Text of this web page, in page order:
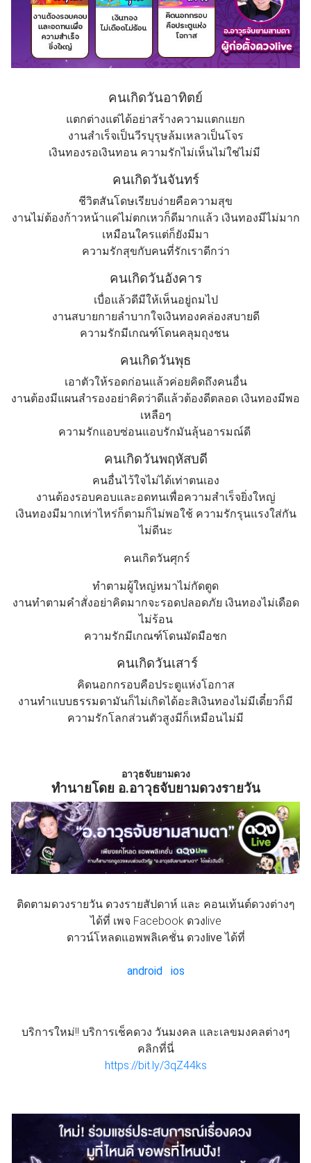
คนเกิดวันอาทิตย์
แตกต่างแต่ได้อย่าสร้างความแตกแยก
งานสำเร็จเป็นวีรบุรุษล้มเหลวเป็นโจร
เงินทองรอเงินทอน ความรักไม่เห็นไม่ใช่ไม่มี
คนเกิดวันจันทร์
ชีวิตสันโดษเรียบง่ายคือความสุข
งานไม่ต้องก้าวหน้าแค่ไม่ตกเหวก็ดีมากแล้ว เงินทองมีไม่มาก
เหมือนใครแต่ก็ยังมีมา
ความรักสุขกับคนที่รักเราดีกว่า
คนเกิดวันอังคาร
เบื่อแล้วดีมีให้เห็นอยู่ถมไป
งานสบายกายลำบากใจเงินทองคล่องสบายดี
ความรักมีเกณฑ์โดนคลุมถุงชน
คนเกิดวันพุธ
เอาตัวให้รอดก่อนแล้วค่อยคิดถึงคนอื่น
งานต้องมีแผนสำรองอย่าคิดว่าดีแล้วต้องดีตลอด เงินทองมีพอ
เหลือๆ
ความรักแอบซ่อนแอบรักมันลุ้นอารมณ์ดี
คนเกิดวันพฤหัสบดี
คนอื่นไว้ใจไม่ได้เท่าตนเอง
งานต้องรอบคอบและอดทนเพื่อความสำเร็จยิ่งใหญ่
เงินทองมีมากเท่าไหร่ก็ตามก็ไม่พอใช้ ความรักรุนแรงใส่กัน
ไม่ดีนะ
คนเกิดวันศุกร์
ทำตามผู้ใหญ่หมาไม่กัดตูด
งานทำตามคำสั่งอย่าคิดมากจะรอดปลอดภัย เงินทองไม่เดือด
ไม่ร้อน
ความรักมีเกณฑ์โดนมัดมือชก
คนเกิดวันเสาร์
คิดนอกกรอบคือประตูแห่งโอกาส
งานทำแบบธรรมดามันก็ไม่เกิดได้อะสิเงินทองไม่มีเดี๋ยวก็มี
ความรักโลกส่วนตัวสูงมีก็เหมือนไม่มี
อาวุธจับยามดวง
ทำนายโดย อ.อาวุธจับยามดวงรายวัน
ติดตามดวงรายวัน ดวงรายสัปดาห์ และ คอนเท้นต์ดวงต่างๆ
ได้ที่ เพจ Facebook ดวงlive
ดาวน์โหลดแอพพลิเคชั่น ดวงlive ได้ที่
android ios
บริการใหม่!! บริการเช็คดวง วันมงคล และเลขมงคลต่างๆ
คลิกที่นี่
https://bit.ly/3qZ44ks